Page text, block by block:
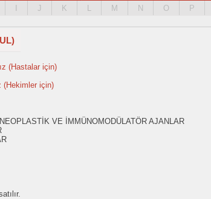
J K L M N O P
(Hastalar için)
(Hekimler için)
VE İMMÜNOMODÜLATÖR AJANLAR